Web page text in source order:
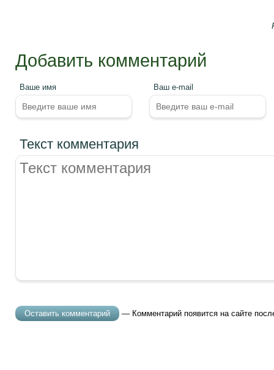
Добавить комментарий
Ваше имя Ваш e-mail
Текст комментария
— Комментарий появится на сайте